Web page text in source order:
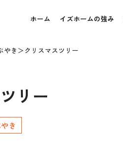
ホーム イズホームの強み
やき クリスマスツリー
リー
き